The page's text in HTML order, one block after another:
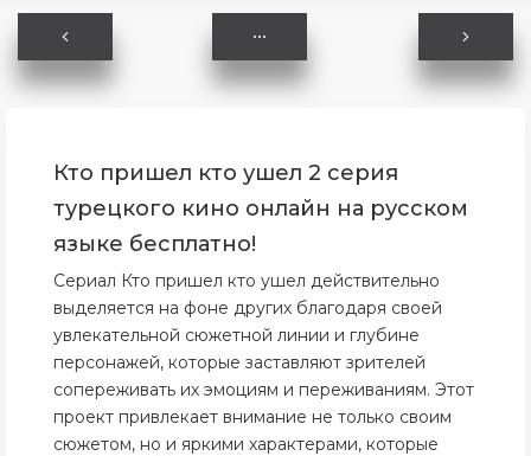
Кто пришел кто ушел 2 серия
турецкого кино онлайн на русском
языке бесплатно!
Сериал Кто пришел кто ушел действительно
выделяется на фоне других благодаря своей
увлекательной сюжетной линии и глубине
персонажей, которые заставляют зрителей
сопереживать их эмоциям и переживаниям. Этот
проект привлекает внимание не только своим
сюжетом, но и яркими характерами, которые